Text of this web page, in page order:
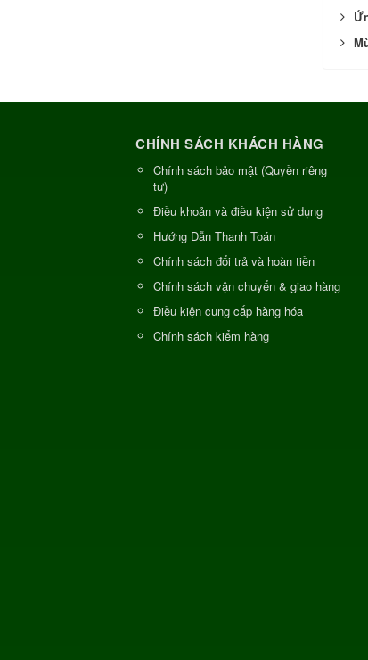
CHÍNH SÁCH KHÁCH HÀNG
Chính sách bảo mật (Quyền riêng
tư)
Điều khoản và điều kiện sử dụng
Hướng Dẫn Thanh Toán
Chính sách đổi trả và hoàn tiền
Chính sách vận chuyển & giao hàng
Điều kiện cung cấp hàng hóa
Chính sách kiểm hàng